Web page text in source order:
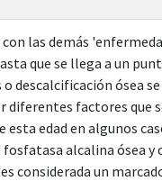
las demás
que se llega a un
descalcificación ósea
diferentes factores que
esta edad en algunos
alcalina ósea y
considerada un